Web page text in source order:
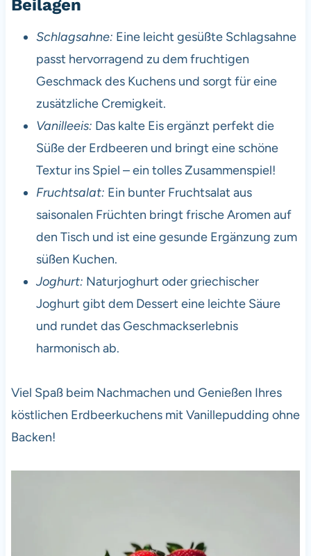
Beilagen
Schlagsahne: Eine leicht gesüßte Schlagsahne
passt hervorragend zu dem fruchtigen
Geschmack des Kuchens und sorgt für eine
zusätzliche Cremigkeit.
Vanilleeis: Das kalte Eis ergänzt perfekt die
Süße der Erdbeeren und bringt eine schöne
Textur ins Spiel – ein tolles Zusammenspiel!
Fruchtsalat: Ein bunter Fruchtsalat aus
saisonalen Früchten bringt frische Aromen auf
den Tisch und ist eine gesunde Ergänzung zum
süßen Kuchen.
Joghurt: Naturjoghurt oder griechischer
Joghurt gibt dem Dessert eine leichte Säure
und rundet das Geschmackserlebnis
harmonisch ab.
Viel Spaß beim Nachmachen und Genießen Ihres
köstlichen Erdbeerkuchens mit Vanillepudding ohne
Backen!